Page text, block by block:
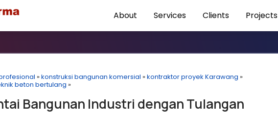
About Services Clients Projects
»konstruksi bangunan komersial »kontraktor proyek Karawang »
beton bertulang »
Bangunan Industri dengan Tulangan